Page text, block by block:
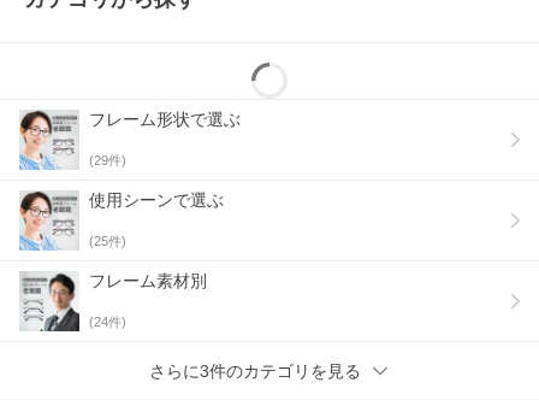
フレーム形状で選ぶ
(29件)
使用シーンで選ぶ
(25件)
フレーム素材別
(24件)
さらに3件のカテゴリを見る